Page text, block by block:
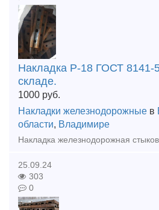
Накладка Р-18 ГОСТ 8141-
складе.
1000 руб.
Накладки железнодорожные в
области, Владимире
25.09.24
303
0